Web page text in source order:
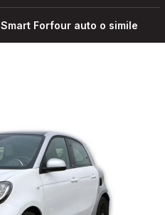
Smart Forfour auto o simile